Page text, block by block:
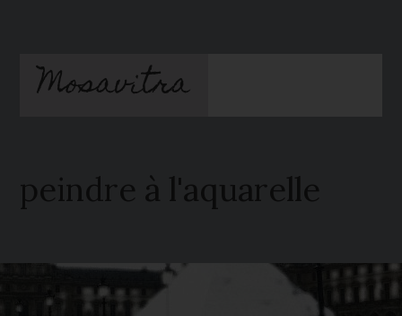
contenu
principal
barreMosavitra
peindre à l'aquarelle